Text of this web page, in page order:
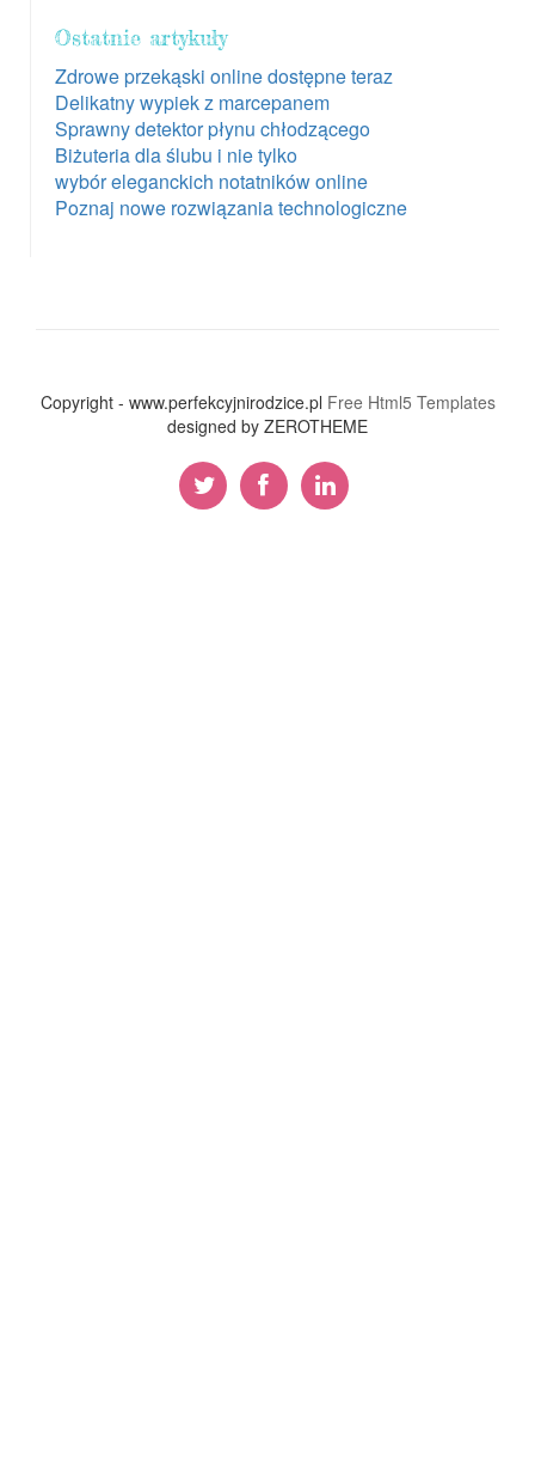
Ostatnie artykuły
Zdrowe przekąski online dostępne teraz
Delikatny wypiek z marcepanem
Sprawny detektor płynu chłodzącego
Biżuteria dla ślubu i nie tylko
wybór eleganckich notatników online
Poznaj nowe rozwiązania technologiczne
Copyright - www.perfekcyjnirodzice.pl Free Html5 Templates
designed by ZEROTHEME